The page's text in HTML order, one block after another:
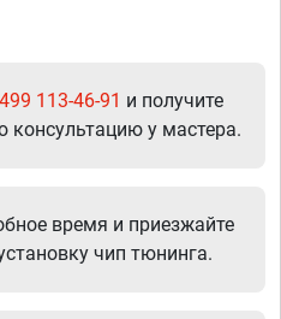
113-46-91 и получите
консультацию у мастера.
время и приезжайте
чип тюнинга.